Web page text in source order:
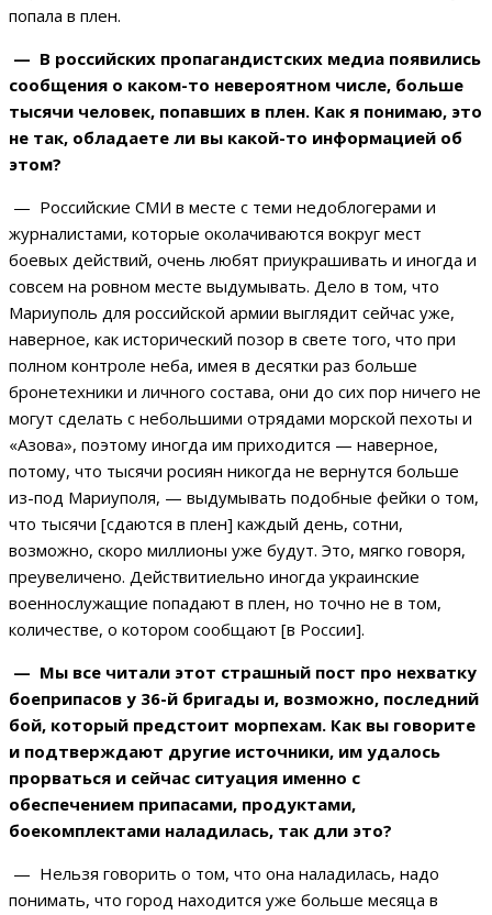
попала в плен.
— В российских пропагандистских медиа появились
сообщения о каком-то невероятном числе, больше
тысячи человек, попавших в плен. Как я понимаю, это
не так, обладаете ли вы какой-то информацией об
этом?
— Российские СМИ в месте с теми недоблогерами и
журналистами, которые околачиваются вокруг мест
боевых действий, очень любят приукрашивать и иногда и
совсем на ровном месте выдумывать. Дело в том, что
Мариуполь для российской армии выглядит сейчас уже,
наверное, как исторический позор в свете того, что при
полном контроле неба, имея в десятки раз больше
бронетехники и личного состава, они до сих пор ничего не
могут сделать с небольшими отрядами морской пехоты и
«Азова», поэтому иногда им приходится — наверное,
потому, что тысячи росиян никогда не вернутся больше
из-под Мариуполя, — выдумывать подобные фейки о том,
что тысячи [сдаются в плен] каждый день, сотни,
возможно, скоро миллионы уже будут. Это, мягко говоря,
преувеличено. Действитиельно иногда украинские
военнослужащие попадают в плен, но точно не в том,
количестве, о котором сообщают [в России].
— Мы все читали этот страшный пост про нехватку
боеприпасов у 36-й бригады и, возможно, последний
бой, который предстоит морпехам. Как вы говорите
и подтверждают другие источники, им удалось
прорваться и сейчас ситуация именно с
обеспечением припасами, продуктами,
боекомплектами наладилась, так дли это?
— Нельзя говорить о том, что она наладилась, надо
понимать, что город находится уже больше месяца в